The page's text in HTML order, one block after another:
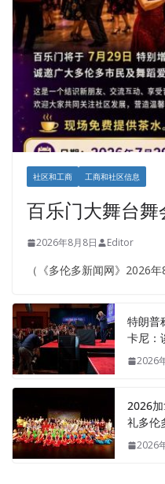
社区和工商 工商和社区信息
百乐门大舞台
2026年8月8日 Editor
（《多伦多新闻网》2026
特朗普
卡尼：
2026
2026
礼多伦
2026